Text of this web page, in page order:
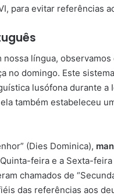
para evitar referências
nossa língua,
no domingo. Este
lusófona durante a
também estabeleceu
(Dies Dominica),
feira e a Sexta-
chamados de
das referências aos